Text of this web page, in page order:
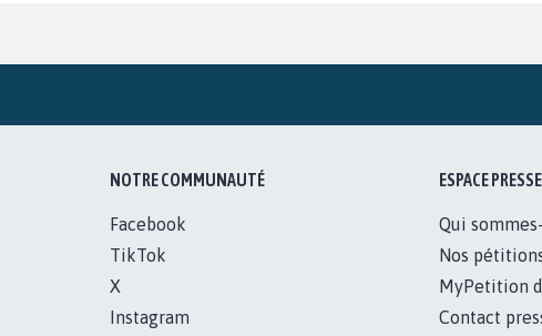
NOTRE COMMUNAUTÉ
Facebook
TikTok
X
Instagram
ESPACE PRESSE
Qui
Nos
MyPetition
Contact